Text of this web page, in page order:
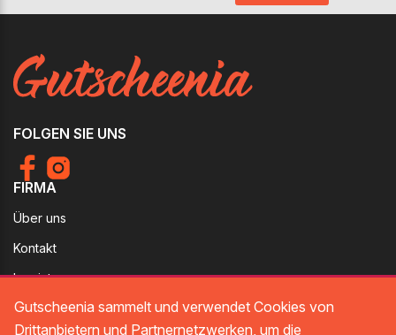
FOLGEN SIE UNS
FIRMA
Über uns
Kontakt
Imprint
RECHTLICHES
Datenschutz
Gutscheenia sammelt und verwendet Cookies von
Drittanbietern und Partnernetzwerken, um die